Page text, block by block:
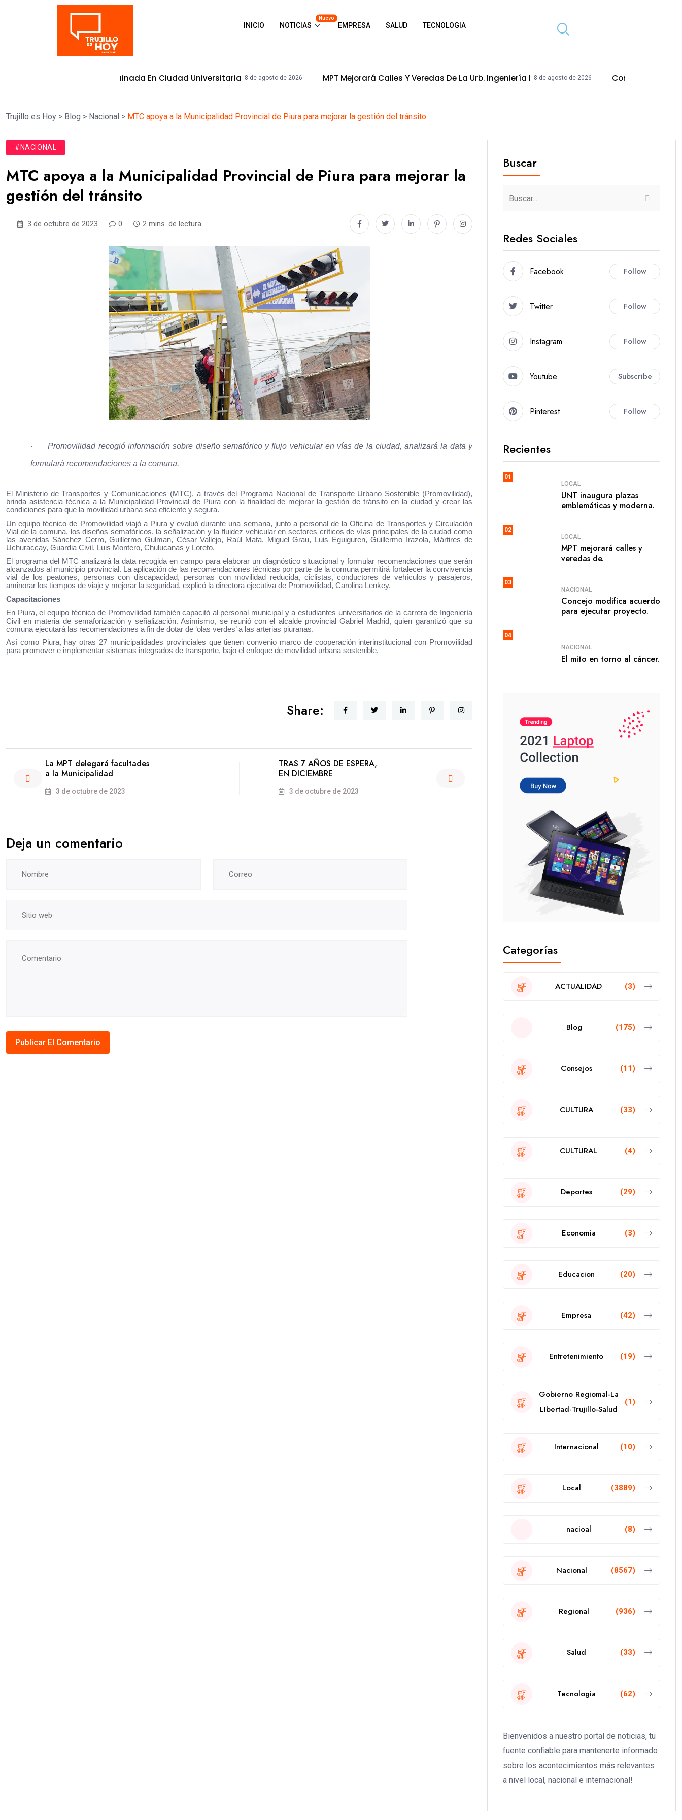
INICIO NOTICIAS
Nuevo
EMPRESA SALUD TECNOLOGIA
Vía Adoquinada En Ciudad Universitaria 8 de agosto de 2026 MPT Mejorará Calles Y Veredas De La Urb. Ingeniería I 8 de agosto de 2026 Concejo Modifica Acuerdo
Trujillo es Hoy > Blog > Nacional > MTC apoya a la Municipalidad Provincial de Piura para mejorar la gestión del tránsito
#NACIONAL
MTC apoya a la Municipalidad Provincial de Piura para mejorar la
gestión del tránsito
3 de octubre de 2023 0 2 mins. de lectura
·
Promovilidad recogió información sobre diseño semafórico y flujo vehicular en vías de la ciudad, analizará la data y
formulará recomendaciones a la comuna.
El Ministerio de Transportes y Comunicaciones (MTC), a través del Programa Nacional de Transporte Urbano Sostenible (Promovilidad),
brinda asistencia técnica a la Municipalidad Provincial de Piura con la finalidad de mejorar la gestión de tránsito en la ciudad y crear las
condiciones para que la movilidad urbana sea eficiente y segura.
Un equipo técnico de Promovilidad viajó a Piura y evaluó durante una semana, junto a personal de la Oficina de Transportes y Circulación
Vial de la comuna, los diseños semafóricos, la señalización y la fluidez vehicular en sectores críticos de vías principales de la ciudad como
las avenidas Sánchez Cerro, Guillermo Gulman, César Vallejo, Raúl Mata, Miguel Grau, Luis Eguiguren, Guillermo Irazola, Mártires de
Uchuraccay, Guardia Civil, Luis Montero, Chulucanas y Loreto.
El programa del MTC analizará la data recogida en campo para elaborar un diagnóstico situacional y formular recomendaciones que serán
alcanzados al municipio provincial. La aplicación de las recomendaciones técnicas por parte de la comuna permitirá fortalecer la convivencia
vial de los peatones, personas con discapacidad, personas con movilidad reducida, ciclistas, conductores de vehículos y pasajeros,
aminorar los tiempos de viaje y mejorar la seguridad, explicó la directora ejecutiva de Promovilidad, Carolina Lenkey.
Capacitaciones
En Piura, el equipo técnico de Promovilidad también capacitó al personal municipal y a estudiantes universitarios de la carrera de Ingeniería
Civil en materia de semaforización y señalización. Asimismo, se reunió con el alcalde provincial Gabriel Madrid, quien garantizó que su
comuna ejecutará las recomendaciones a fin de dotar de ‘olas verdes’ a las arterias piuranas.
Así como Piura, hay otras 27 municipalidades provinciales que tienen convenio marco de cooperación interinstitucional con Promovilidad
para promover e implementar sistemas integrados de transporte, bajo el enfoque de movilidad urbana sostenible.
Share:
La MPT delegará facultades
a la Municipalidad
3 de octubre de 2023
TRAS 7 AÑOS DE ESPERA,
EN DICIEMBRE
3 de octubre de 2023
Deja un comentario
Buscar
Redes Sociales
Facebook Follow
Twitter Follow
Instagram Follow
Youtube Subscribe
Pinterest Follow
Recientes
01
LOCAL
UNT inaugura plazas
emblemáticas y moderna.
02
LOCAL
MPT mejorará calles y
veredas de.
03
NACIONAL
Concejo modifica acuerdo
para ejecutar proyecto.
04
NACIONAL
El mito en torno al cáncer.
Categorías
ACTUALIDAD (3)
Blog (175)
Consejos (11)
CULTURA (33)
CULTURAL (4)
Deportes (29)
Economia (3)
Educacion (20)
Empresa (42)
Entretenimiento (19)
Gobierno Regiomal-La
LIbertad-Trujillo-Salud
(1)
Internacional (10)
Local (3889)
nacioal (8)
Nacional (8567)
Regional (936)
Salud (33)
Tecnologia (62)
Bienvenidos a nuestro portal de noticias, tu
fuente confiable para mantenerte informado
sobre los acontecimientos más relevantes
a nivel local, nacional e internacional!